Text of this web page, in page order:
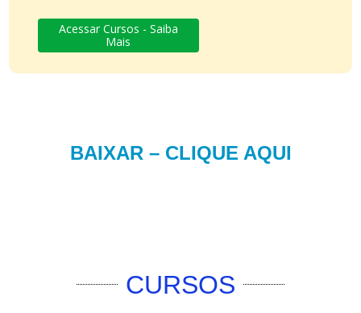
Acessar Cursos - Saiba
Mais
BAIXAR – CLIQUE AQUI
CURSOS